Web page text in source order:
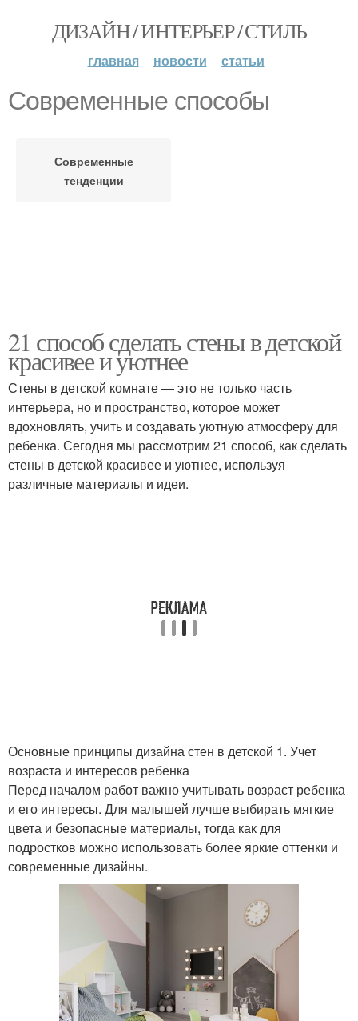
ДИЗАЙН / ИНТЕРЬЕР / СТИЛЬ
главная новости статьи
Современные способы
Современные
тенденции
21 способ сделать стены в детской
красивее и уютнее
Стены в детской комнате — это не только часть
интерьера, но и пространство, которое может
вдохновлять, учить и создавать уютную атмосферу для
ребенка. Сегодня мы рассмотрим 21 способ, как сделать
стены в детской красивее и уютнее, используя
различные материалы и идеи.
Основные принципы дизайна стен в детской 1. Учет
возраста и интересов ребенка
Перед началом работ важно учитывать возраст ребенка
и его интересы. Для малышей лучше выбирать мягкие
цвета и безопасные материалы, тогда как для
подростков можно использовать более яркие оттенки и
современные дизайны.